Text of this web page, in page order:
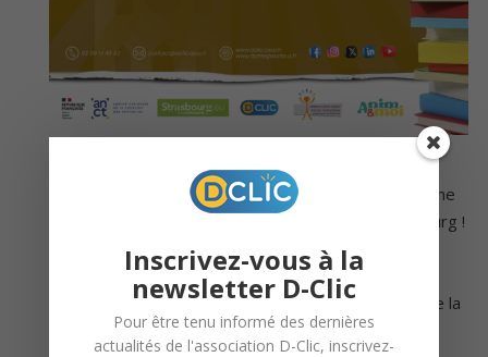
L’Association D-Clic, la Ville et l’Eurométropole de
Strasbourg et La Dictée pour Tous vous invitent à une
nouvelle tournée de La Dictée pour Tous à Strasbourg !
Événement gratuit et ouvert à tous : un moment
convivial pour rassembler petits et grands autour de la
langue française.
Inscrivez-vous à la
newsletter D-Clic
Pour être tenu informé des dernières
actualités de l'association D-Clic, inscrivez-